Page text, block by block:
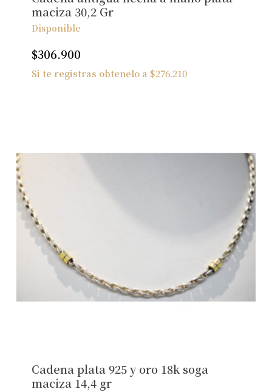
maciza 30,2 Gr
Disponible
$306.900
Si te registras obtenelo a $276.210
Cadena plata 925 y oro 18k soga
maciza 14,4 gr